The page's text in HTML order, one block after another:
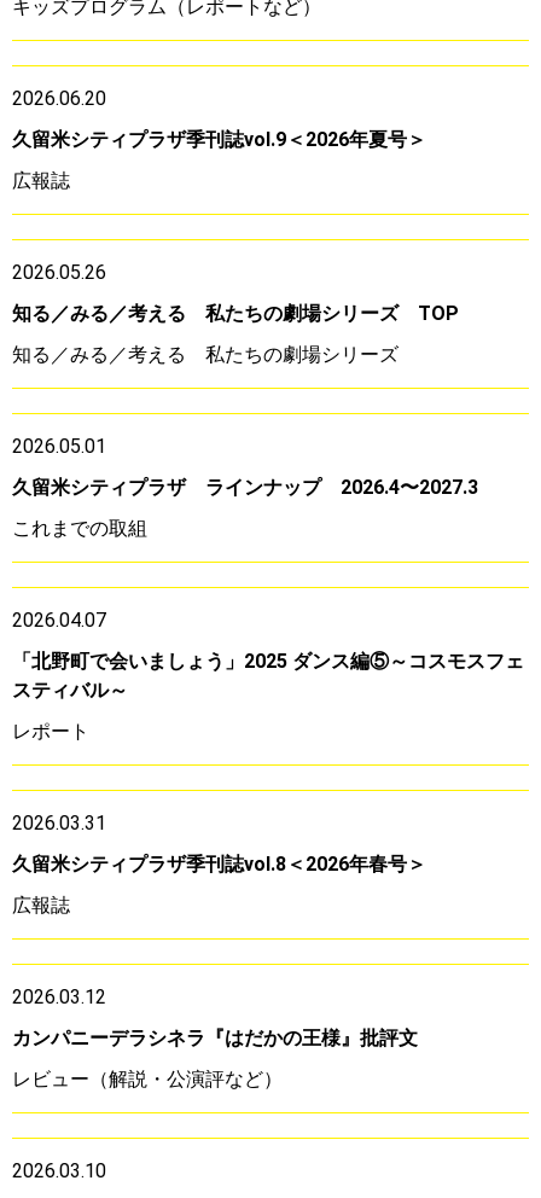
キッズプログラム（レポートなど）
2026.06.20
久留米シティプラザ季刊誌vol.9＜2026年夏号＞
広報誌
2026.05.26
知る／みる／考える 私たちの劇場シリーズ TOP
知る／みる／考える 私たちの劇場シリーズ
2026.05.01
久留米シティプラザ ラインナップ 2026.4〜2027.3
これまでの取組
2026.04.07
「北野町で会いましょう」2025 ダンス編⑤～コスモスフェ
スティバル～
レポート
2026.03.31
久留米シティプラザ季刊誌vol.8＜2026年春号＞
広報誌
2026.03.12
カンパニーデラシネラ『はだかの王様』批評文
レビュー（解説・公演評など）
2026.03.10